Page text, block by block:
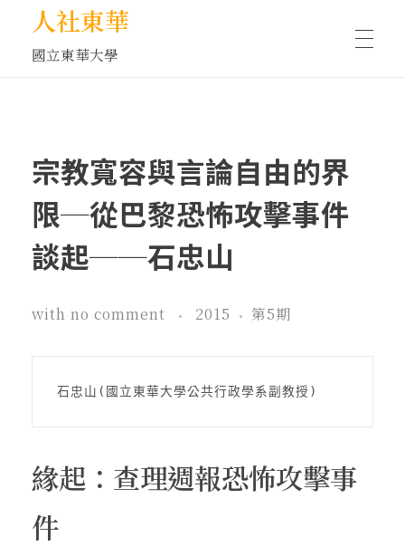
人社東華
國立東華大學
藝文空間
文化沙龍
關鍵詞
宗教寬容與言論自由的界
限─從巴黎恐怖攻擊事件
談起──石忠山
with no comment 2015 第5期
石忠山(國立東華大學公共行政學系副教授)
緣起：查理週報恐怖攻擊事
件